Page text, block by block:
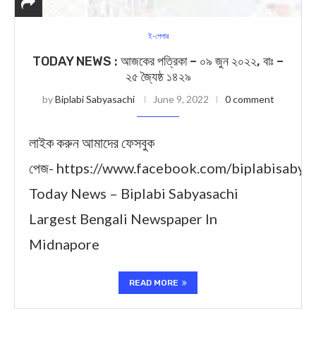
ই-পেপার
TODAY NEWS : আজকের পত্রিকা – ০৯ জুন ২০২২, বাঃ –
২৫ জ্যৈষ্ঠ ১৪২৯
byBiplabi Sabyasachi June 9, 2022 0 comment
লাইক করুন আমাদের ফেসবুক
পেজ- https://www.facebook.com/
Today News – Biplabi Sabyasachi
Largest Bengali Newspaper In
Midnapore
READ MORE